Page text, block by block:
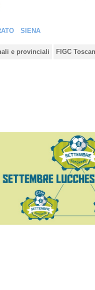
SIENA
e provinciali FIGC